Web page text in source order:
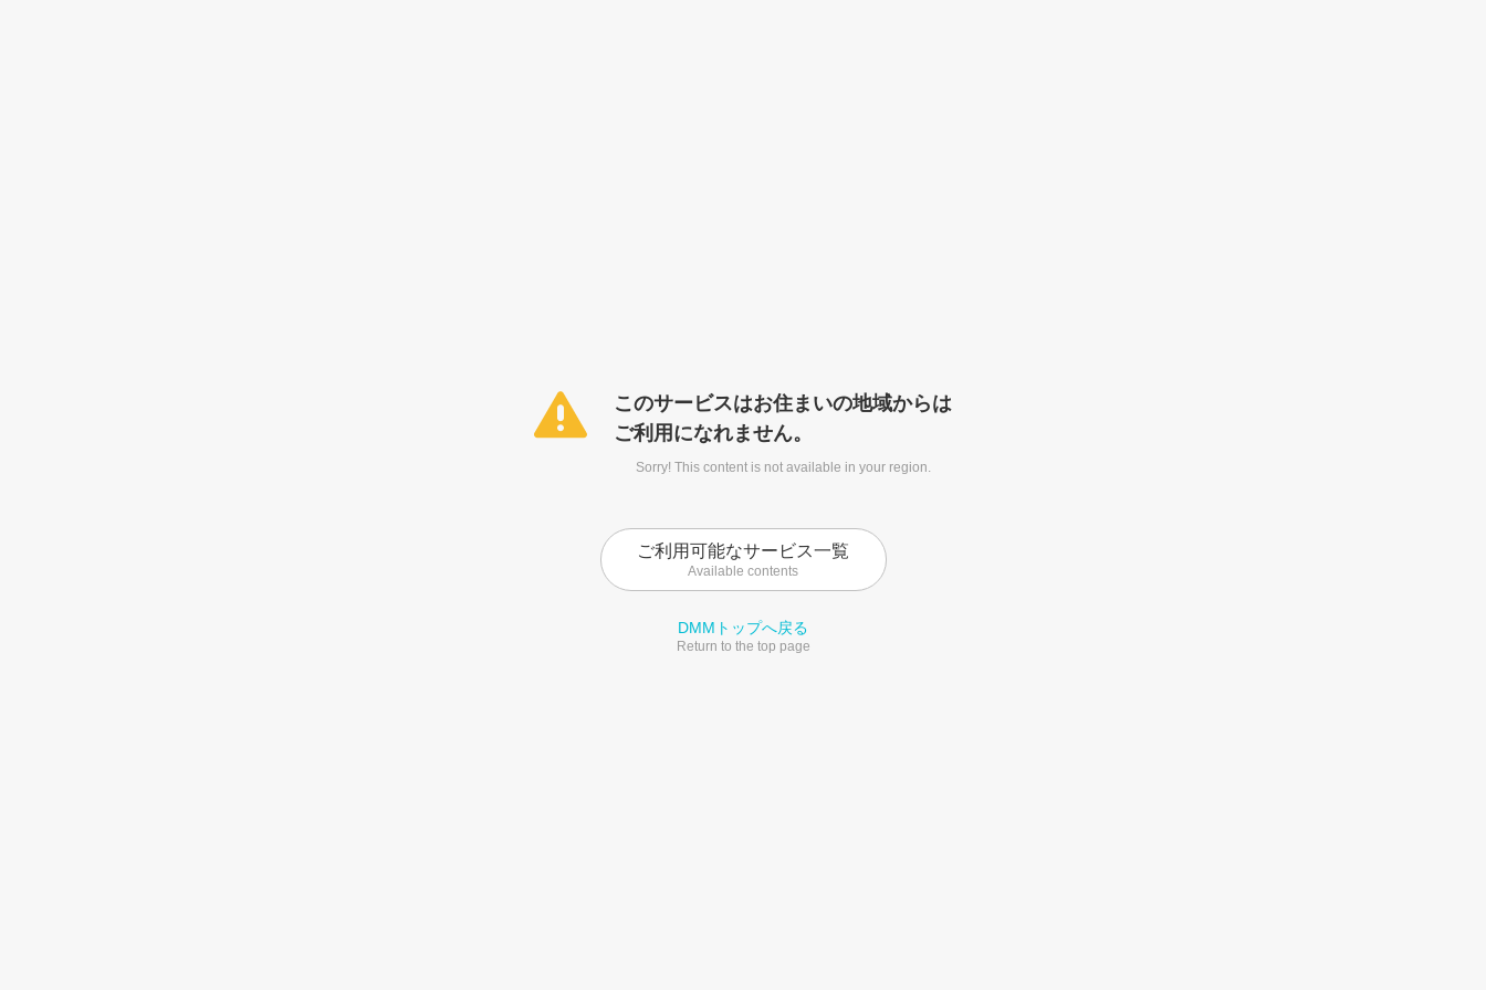
このサービスはお住まいの地域からは
ご利用になれません。
Sorry! This content is not available in your region.
ご利用可能なサービス一覧
Available contents
DMMトップへ戻る
Return to the top page